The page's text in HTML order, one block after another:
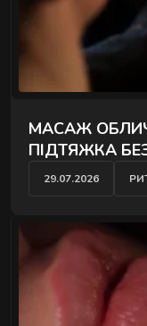
МАСАЖ
ПІДТЯЖКА
29.07.2026